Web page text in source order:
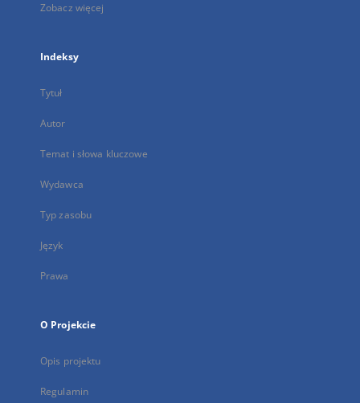
Zobacz więcej
Indeksy
Tytuł
Autor
Temat i słowa kluczowe
Wydawca
Typ zasobu
Język
Prawa
O Projekcie
Opis projektu
Regulamin